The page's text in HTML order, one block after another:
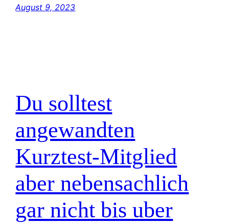
August 9, 2023
Du solltest
angewandten
Kurztest-Mitglied
aber nebensachlich
gar nicht bis uber